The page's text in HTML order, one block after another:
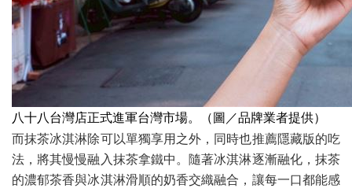
八十八台灣店正式進軍台灣市場。（圖／品牌業者提供）
而抹茶冰淇淋除可以單獨享用之外，同時也推薦隱藏版的吃
法，將其慢慢融入抹茶拿鐵中。隨著冰淇淋逐漸融化，抹茶
的濃郁茶香與冰淇淋滑順的奶香交織融合，讓每一口都能感